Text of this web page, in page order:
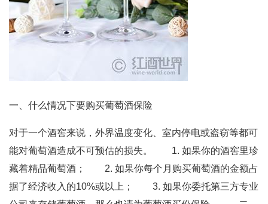
一、什么情况下要购买葡萄酒保险
对于一个酒窖来说，外界温度变化、室内停电或盗窃等都可
能对葡萄酒造成不可预估的损失。 1. 如果你的酒窖里珍
藏着精品葡萄酒； 2. 如果你每个月购买葡萄酒的金额占
据了经济收入的10%或以上； 3. 如果你委托第三方专业